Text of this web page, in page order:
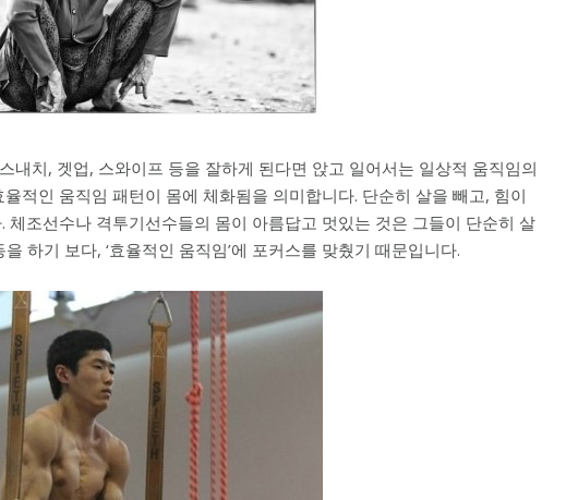
내치, 겟업, 스와이프 등을 잘하게 된다면 앉고 일어서는 일상적 움직임의
적인 움직임 패턴이 몸에 체화됨을 의미합니다. 단순히 살을 빼고, 힘이
체조선수나 격투기선수들의 몸이 아름답고 멋있는 것은 그들이 단순히 살
하기 보다, ‘효율적인 움직임’에 포커스를 맞췄기 때문입니다.